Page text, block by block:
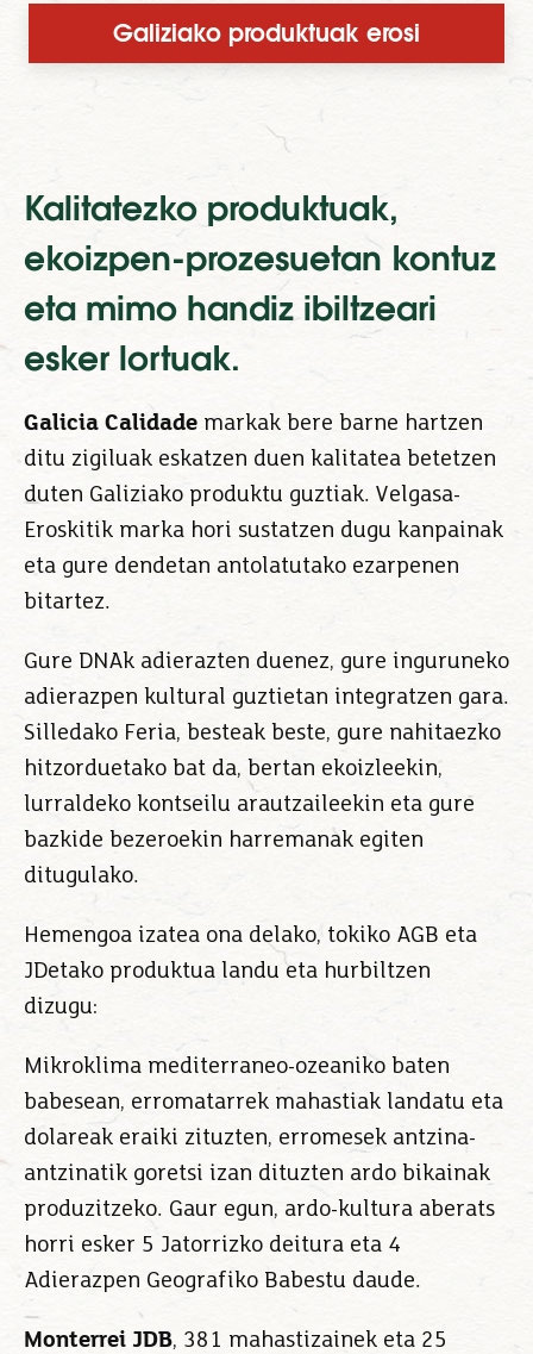
Galiziako produktuak erosi
Kalitatezko produktuak,
ekoizpen-prozesuetan kontuz
eta mimo handiz ibiltzeari
esker lortuak.
Galicia Calidade markak bere barne hartzen
ditu zigiluak eskatzen duen kalitatea betetzen
duten Galiziako produktu guztiak. Velgasa-
Eroskitik marka hori sustatzen dugu kanpainak
eta gure dendetan antolatutako ezarpenen
bitartez.
Gure DNAk adierazten duenez, gure inguruneko
adierazpen kultural guztietan integratzen gara.
Silledako Feria, besteak beste, gure nahitaezko
hitzorduetako bat da, bertan ekoizleekin,
lurraldeko kontseilu arautzaileekin eta gure
bazkide bezeroekin harremanak egiten
ditugulako.
Hemengoa izatea ona delako, tokiko AGB eta
JDetako produktua landu eta hurbiltzen
dizugu:
Mikroklima mediterraneo-ozeaniko baten
babesean, erromatarrek mahastiak landatu eta
dolareak eraiki zituzten, erromesek antzina-
antzinatik goretsi izan dituzten ardo bikainak
produzitzeko. Gaur egun, ardo-kultura aberats
horri esker 5 Jatorrizko deitura eta 4
Adierazpen Geografiko Babestu daude.
Monterrei JDB, 381 mahastizainek eta 25